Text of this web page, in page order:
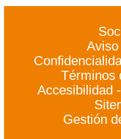
Aviso
Términos
Accesibilidad
Gestión